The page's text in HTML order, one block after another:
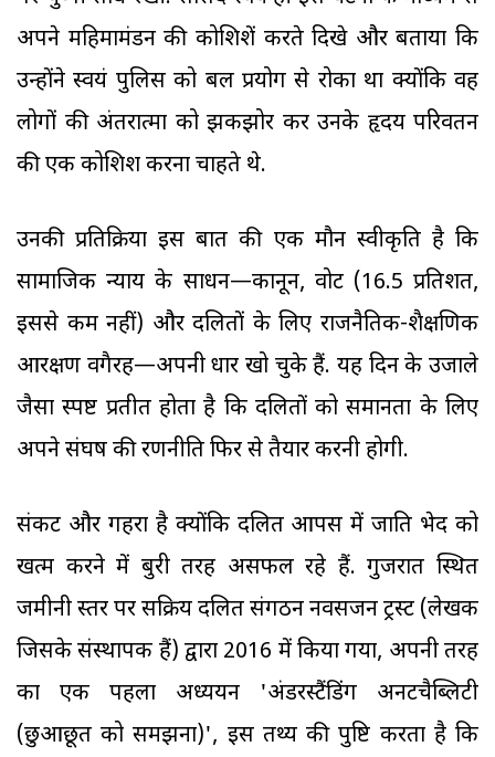
अपने महिमामंडन की कोशिशें करते दिखे और बताया कि
उन्होंने स्वयं पुलिस को बल प्रयोग से रोका था क्योंकि वह
लोगों की अंतरात्मा को झकझोर कर उनके हृदय परिवर्तन
की एक कोशिश करना चाहते थे.
उनकी प्रतिक्रिया इस बात की एक मौन स्वीकृति है कि
सामाजिक न्याय के साधन—कानून, वोट (16.5 प्रतिशत,
इससे कम नहीं) और दलितों के लिए राजनैतिक-शैक्षणिक
आरक्षण वगैरह—अपनी धार खो चुके हैं. यह दिन के उजाले
जैसा स्पष्ट प्रतीत होता है कि दलितों को समानता के लिए
अपने संघर्ष की रणनीति फिर से तैयार करनी होगी.
संकट और गहरा है क्योंकि दलित आपस में जाति भेद को
खत्म करने में बुरी तरह असफल रहे हैं. गुजरात स्थित
जमीनी स्तर पर सक्रिय दलित संगठन नवसर्जन ट्रस्ट (लेखक
जिसके संस्थापक हैं) द्वारा 2016 में किया गया, अपनी तरह
का एक पहला अध्ययन 'अंडरस्टैंडिंग अनटचैब्लिटी
(छुआछूत को समझना)', इस तथ्य की पुष्टि करता है कि